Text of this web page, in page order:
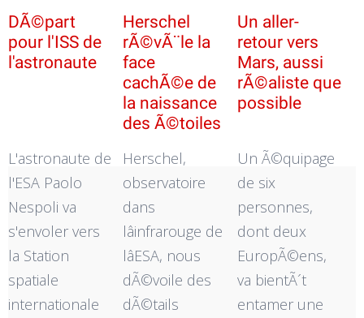
DÃ©part
pour l'ISS de
l'astronaute
Herschel
rÃ©vÃ¨le la
face
cachÃ©e de
la naissance
des Ã©toiles
Un aller-
retour vers
Mars, aussi
rÃ©aliste que
possible
L'astronaute de
l'ESA Paolo
Nespoli va
s'envoler vers
la Station
spatiale
internationale
Herschel,
observatoire
dans
lâinfrarouge de
lâESA, nous
dÃ©voile des
dÃ©tails
Un Ã©quipage
de six
personnes,
dont deux
EuropÃ©ens,
va bientÃ´t
entamer une